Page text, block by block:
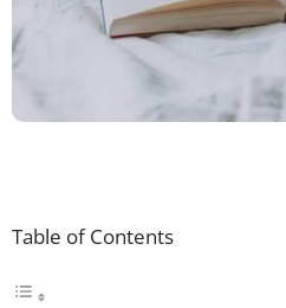
Table of Contents